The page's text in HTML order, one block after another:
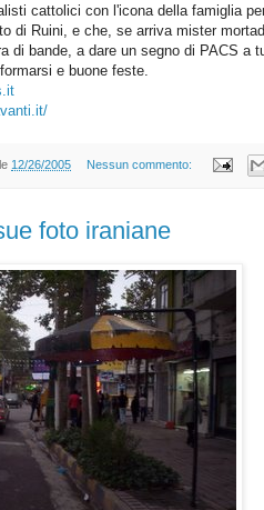
cattolici con l'icona della famiglia
di Ruini, e che, se arriva mister
di bande, a dare un segno di PACS a
e buone feste.
12/26/2005 Nessun commento:
foto iraniane